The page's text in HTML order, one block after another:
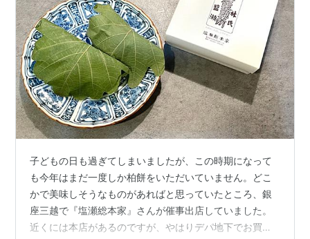
子どもの日も過ぎてしまいましたが、この時期になって
も今年はまだ一度しか柏餅をいただいていません。どこ
かで美味しそうなものがあればと思っていたところ、銀
座三越で『塩瀬総本家』さんが催事出店していました。
近くには本店があるのですが、やはりデパ地下でお買い